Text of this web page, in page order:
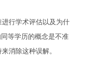
行学术评估以及为什
等学历的概念是不准
消除这种误解。